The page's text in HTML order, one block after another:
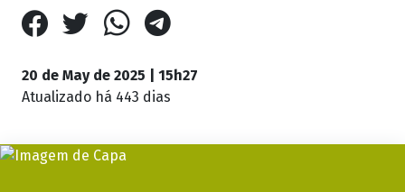
20 de May de 2025 | 15h27
Atualizado há 443 dias